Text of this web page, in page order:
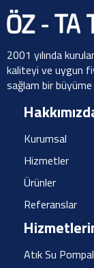
2001 yılında
kaliteyi ve uygun
sağlam bir
Kurumsal
Hizmetler
Ürünler
Referanslar
Atık Su